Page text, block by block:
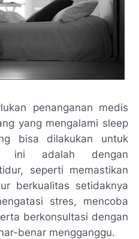
penanganan medis
yang mengalami sleep
bisa dilakukan untuk
ini adalah dengan
seperti memastikan
berkualitas setidaknya
stres, mencoba
berkonsultasi dengan
benar mengganggu.